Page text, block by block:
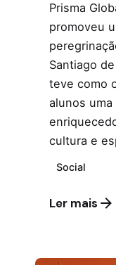
Prisma
promoveu
Santiago
teve como
alunos
cultura e
Social
Ler mais